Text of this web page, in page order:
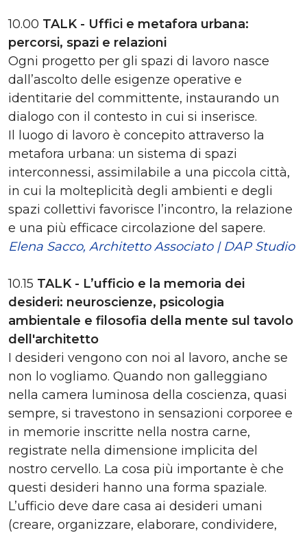
10.00 TALK - Uffici e metafora urbana:
percorsi, spazi e relazioni
Ogni progetto per gli spazi di lavoro nasce
dall’ascolto delle esigenze operative e
identitarie del committente, instaurando un
dialogo con il contesto in cui si inserisce.
Il luogo di lavoro è concepito attraverso la
metafora urbana: un sistema di spazi
interconnessi, assimilabile a una piccola città,
in cui la molteplicità degli ambienti e degli
spazi collettivi favorisce l’incontro, la relazione
e una più efficace circolazione del sapere.
Elena Sacco, Architetto Associato | DAP Studio
10.15 TALK - L’ufficio e la memoria dei
desideri: neuroscienze, psicologia
ambientale e filosofia della mente sul tavolo
dell'architetto
I desideri vengono con noi al lavoro, anche se
non lo vogliamo. Quando non galleggiano
nella camera luminosa della coscienza, quasi
sempre, si travestono in sensazioni corporee e
in memorie inscritte nella nostra carne,
registrate nella dimensione implicita del
nostro cervello. La cosa più importante è che
questi desideri hanno una forma spaziale.
L’ufficio deve dare casa ai desideri umani
(creare, organizzare, elaborare, condividere,